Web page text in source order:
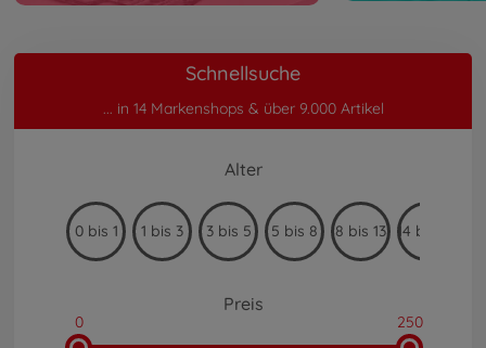
Schnellsuche
... in 14 Markenshops & über 9.000 Artikel
Alter
0 bis 1 1 bis 3 3 bis 5 5 bis 8 8 bis 13 14 bis 99
Preis
0 250